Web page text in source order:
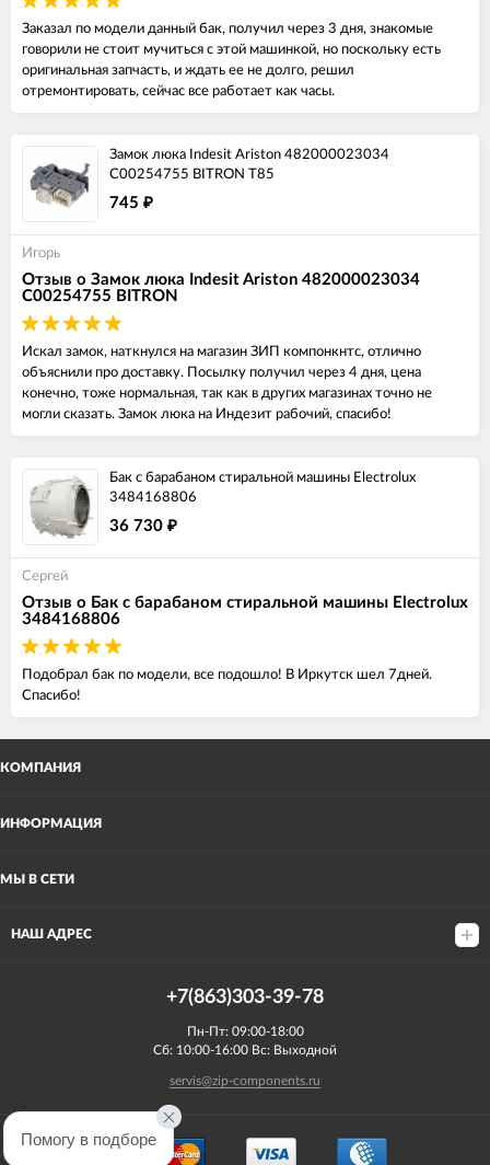
Заказал по модели данный бак, получил через 3 дня, знакомые
говорили не стоит мучиться с этой машинкой, но поскольку есть
оригинальная запчасть, и ждать ее не долго, решил
отремонтировать, сейчас все работает как часы.
Замок люка Indesit Ariston 482000023034
C00254755 BITRON T85
745 ₽
Игорь
Отзыв о Замок люка Indesit Ariston 482000023034
C00254755 BITRON
Искал замок, наткнулся на магазин ЗИП компонкнтс, отлично
объяснили про доставку. Посылку получил через 4 дня, цена
конечно, тоже нормальная, так как в других магазинах точно не
могли сказать. Замок люка на Индезит рабочий, спасибо!
Бак с барабаном стиральной машины Electrolux
3484168806
36 730 ₽
Сергей
Отзыв о Бак с барабаном стиральной машины Electrolux
3484168806
Подобрал бак по модели, все подошло! В Иркутск шел 7дней.
Спасибо!
КОМПАНИЯ
ИНФОРМАЦИЯ
МЫ В СЕТИ
НАШ АДРЕС
+7(863)303-39-78
Пн-Пт: 09:00-18:00
Сб: 10:00-16:00 Вс: Выходной
servis@zip-components.ru
Помогу в подборе